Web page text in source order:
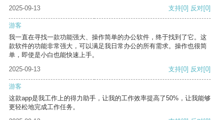
2025-09-13
支持[0] 反对[0]
游客
我一直在寻找一款功能强大、操作简单的办公软件，终于找到了它。这
款软件的功能非常强大，可以满足我日常办公的所有需求。操作也很简
单，即使是小白也能快速上手。
2025-09-13
支持[0] 反对[0]
游客
这款app是我工作上的得力助手，让我的工作效率提高了50%，让我能够
更轻松地完成工作任务。